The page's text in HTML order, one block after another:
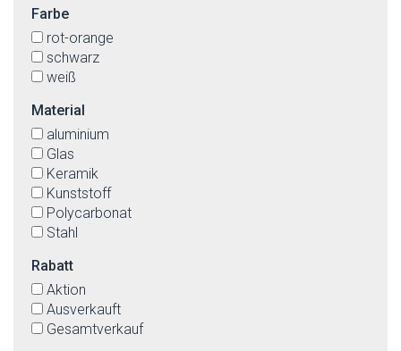
Farbe
rot-orange
schwarz
weiß
Material
aluminium
Glas
Keramik
Kunststoff
Polycarbonat
Stahl
Rabatt
Aktion
Ausverkauft
Gesamtverkauf